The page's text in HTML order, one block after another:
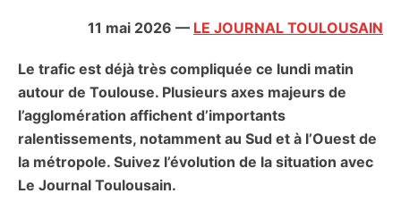
citoyennes
11 mai 2026 — LE JOURNAL TOULOUSAIN
Le trafic est déjà très compliquée ce lundi matin
autour de Toulouse. Plusieurs axes majeurs de
l’agglomération affichent d’importants
ralentissements, notamment au Sud et à l’Ouest de
la métropole. Suivez l’évolution de la situation avec
Le Journal Toulousain.